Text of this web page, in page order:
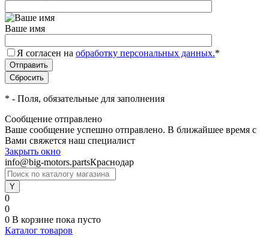
Ваше имя
Я согласен на обработку персональных данных.*
* - Поля, обязательные для заполнения
Сообщение отправлено
Ваше сообщение успешно отправлено. В ближайшее время с
Вами свяжется наш специалист
Закрыть окно
info@big-motors.partsКраснодар
0
0
0 В корзине пока пусто
Каталог товаров